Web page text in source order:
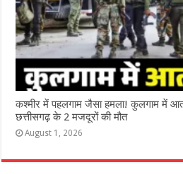
कश्‍मीर में पहलगाम जैसा हमला! कुलगाम में
छत्तीसगढ़ के 2 मजदूरों की मौत
August 1, 2026